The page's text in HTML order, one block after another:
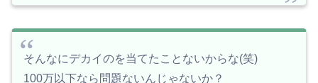
そんなにデカイのを当てたことないからな(笑)
100万以下なら問題ないんじゃないか？